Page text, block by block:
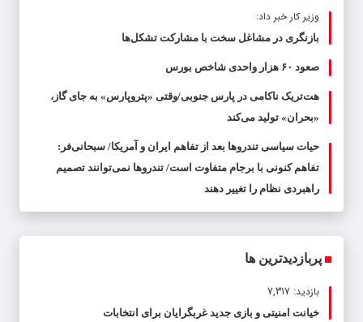
وزیر کار خبر داد:
بازنگری در مشاغل سخت با مشارکت تشکل‌ها
صعود ۶۰ هزار واحدی شاخص بورس
هت‌تریک ناکامی در پارس جنوبی/وقتی «پتروپارس» به جای گاز،
«بحران» تولید می‌کند
حیات سیاسی تندروها بعد از تفاهم ایران و آمریکا/ سبحانی‌فر:
تفاهم کنونی با برجام متفاوت است/ تندروها نمی‌توانند تصمیم
راهبردی نظام را تغییر دهند
پربازدیدترین ها
بازدید: 7,317
خیانت امنیتی و بازی جدید غربگرایان برای انتخابات